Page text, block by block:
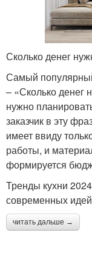
Сколько денег
Самый
– «Сколько денег
нужно
заказчик в эту
имеет ввиду
работы, и
формируется
Тренды кухни
современных идей
читать дальше →